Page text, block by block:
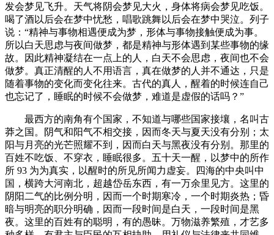
发会梦见飞升。天气将阴会梦见大火，身体将病会梦见吃饭。
喝了酒以后会在梦中忧愁，唱歌跳舞以后会在梦中哭泣。列子
说：“精神与事物相遇便成为梦，形体与事物接触便成为事。
所以白天思虑与夜间做梦，都是精神与形体遇到某些事物的缘
故。因此精神凝结在一点上的人，白天不会思虑，夜间也不会
做梦。真正清醒的人不用语言，真在做梦的人并不通达，只是
随着事物的变化而变化往来。古代的真人，醒着的时候连自己
也忘记了，睡眠的时候不会做梦，难道是虚假的话吗？”
最西方的南角有个国家，不知道与哪些国家接壤，名叫古
莽之国。阴气和阳气不相交接，因而冬天与夏天没有分别；太
阳与月亮的光芒照耀不到，因而白天与黑夜没有分别。那里的
百姓不吃饭、不穿衣，睡眠很多。五十天一醒，以梦中的所作
所 93 为为真实，以醒时的所见所闻力虚妄。四海的中央叫中
国，横跨大河南北，超越岱岳东西，有一万余里见方。这里的
阴阳二气的比例分明，因而一个时期寒冷，一个时期炎热；昏
暗与明亮的职分明确，因而一段时间是白天，一段时间是黑
夜。这里的百姓有的聪明，有的愚昧。万物滋养繁殖，才艺多